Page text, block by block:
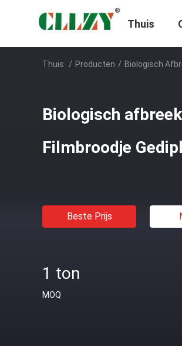
Thuis
Thuis / Producten / Biologisch
Biologisch
Filmbroodje
Beste Prijs
1 ton
MOQ